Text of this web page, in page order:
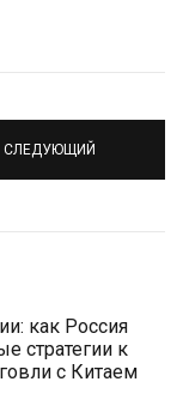
СЛЕДУЮЩИЙ
как Россия
стратегии к
с Китаем